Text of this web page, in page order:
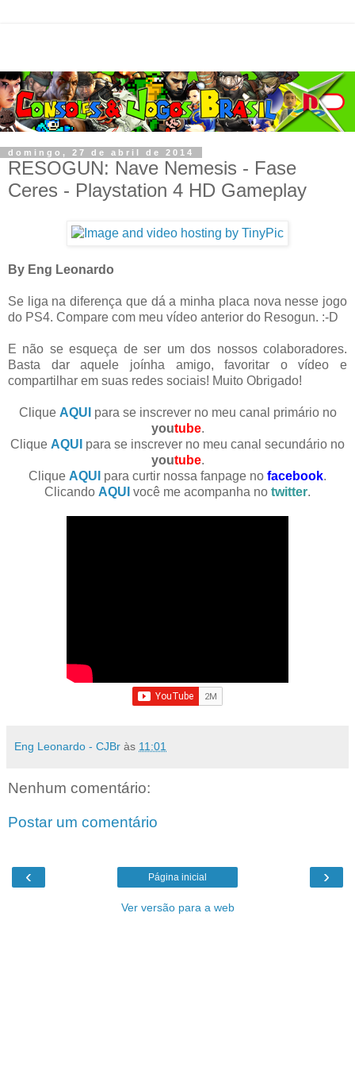
domingo, 27 de abril de 2014
RESOGUN: Nave Nemesis - Fase
Ceres - Playstation 4 HD Gameplay
By Eng Leonardo
Se liga na diferença que dá a minha placa nova nesse jogo
do PS4. Compare com meu vídeo anterior do Resogun. :-D
E não se esqueça de ser um dos nossos colaboradores.
Basta dar aquele joínha amigo, favoritar o vídeo e
compartilhar em suas redes sociais! Muito Obrigado!
Clique AQUI para se inscrever no meu canal primário no
youtube.
Clique AQUI para se inscrever no meu canal secundário no
youtube.
Clique AQUI para curtir nossa fanpage no facebook.
Clicando AQUI você me acompanha no twitter.
Eng Leonardo - CJBr às 11:01
Nenhum comentário:
Postar um comentário
‹ ›
Página inicial
Ver versão para a web